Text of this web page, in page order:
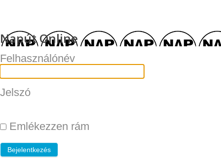
Napút Online
Felhasználónév
Jelszó
Emlékezzen rám